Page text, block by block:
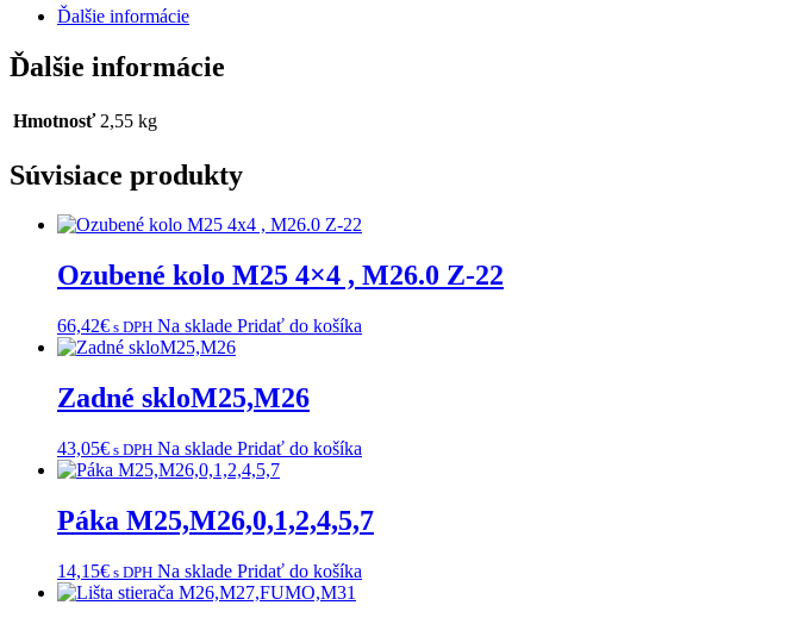
Ďalšie informácie
Ďalšie informácie
Hmotnosť 2,55 kg
Súvisiace produkty
Ozubené kolo M25 4×4 , M26.0 Z-22
66,42€ s DPH Na sklade Pridať do košíka
Zadné skloM25,M26
43,05€ s DPH Na sklade Pridať do košíka
Páka M25,M26,0,1,2,4,5,7
14,15€ s DPH Na sklade Pridať do košíka